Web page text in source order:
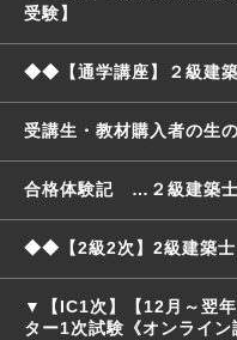
受験】
◆◆【通学講座】２級建
受講生・教材購入者の生
合格体験記 …２級建築
◆◆【2級2次】2級建築士
▼【IC1次】【12月～翌
ター1次試験《オンラ